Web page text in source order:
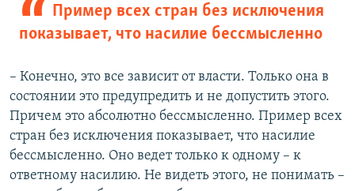
Пример всех стран без исключения
показывает, что насилие бессмысленно​
– Конечно, это все зависит от власти. Только она в
состоянии это предупредить и не допустить этого.
Причем это абсолютно бессмысленно. Пример всех
стран без исключения показывает, что насилие
бессмысленно. Оно ведет только к одному – к
ответному насилию. Не видеть этого, не понимать –